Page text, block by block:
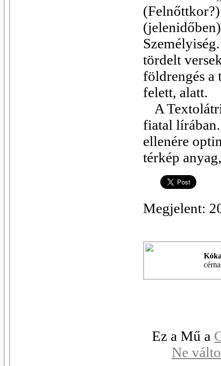
tördelt
földrengés a
felett, alatt.
A
fiatal
ellenére
térkép
Megjelent:
Ez a Mű a
Ne